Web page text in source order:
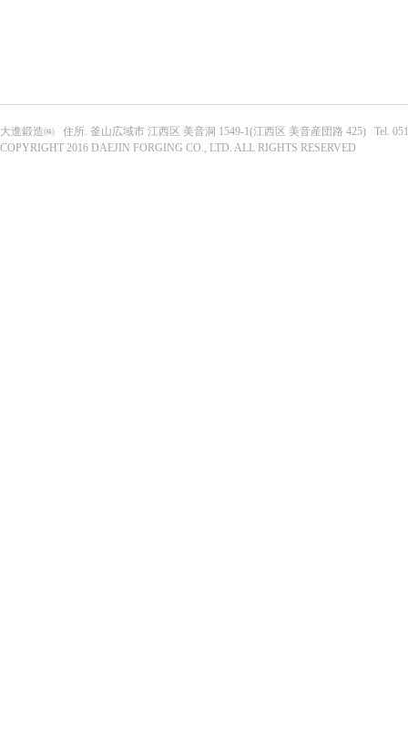
大進鍛造㈱ 住所. 釜山広域市 江西区 美音洞 1549-1(江西区 美音産団路 425) Tel.
COPYRIGHT 2016 DAEJIN FORGING CO., LTD. ALL RIGHTS RESERVED